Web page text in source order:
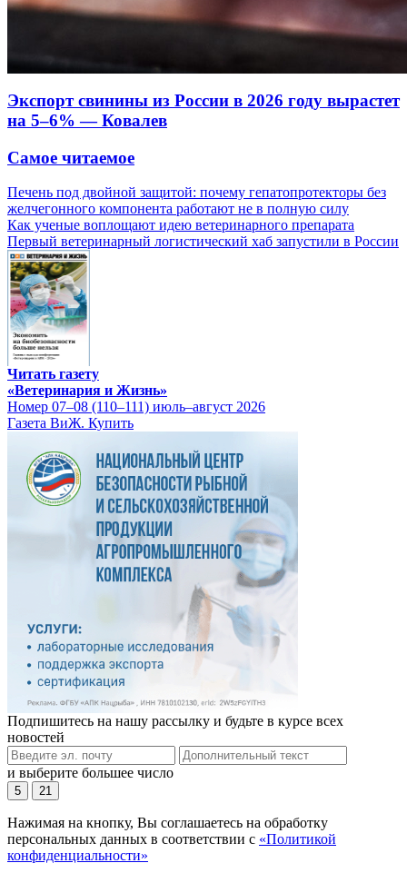
Экспорт свинины из России в 2026 году вырастет
на 5–6% — Ковалев
Самое читаемое
Печень под двойной защитой: почему гепатопротекторы без
желчегонного компонента работают не в полную силу
Как ученые воплощают идею ветеринарного препарата
Первый ветеринарный логистический хаб запустили в России
Читать газету
«Ветеринария и Жизнь»
Номер 07–08 (110–111) июль–август 2026
Газета ВиЖ. Купить
Подпишитесь на нашу рассылку и будьте в курсе всех
новостей
и выберите большее число
5 21
Нажимая на кнопку, Вы соглашаетесь на обработку
персональных данных в соответствии с «Политикой
конфиденциальности»